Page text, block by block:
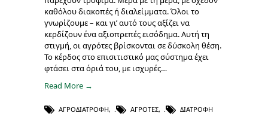
καθόλου διακοπές ή διαλείμματα. Όλοι το
γνωρίζουμε – και γι’ αυτό τους αξίζει να
κερδίζουν ένα αξιοπρεπές εισόδημα. Αυτή τη
στιγμή, οι αγρότες βρίσκονται σε δύσκολη θέση.
Το κέρδος στο επισιτιστικό μας σύστημα έχει
φτάσει στα όριά του, με ισχυρές…
Read More →
ΑΓΡΟΔΙΑΤΡΟΦΉ, ΑΓΡΌΤΕΣ, ΔΙΑΤΡΟΦΉ